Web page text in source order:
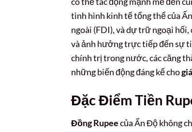
tình hình kinh tế tổng thể của
ngoài (FDI), và dự trữ ngoại hối,
và ảnh hưởng trực tiếp đến sự
chính trị trong nước, các căng
những biến động đáng kể cho
Đặc Điểm Tiền
Đồng Rupeecủa Ấn Độ không